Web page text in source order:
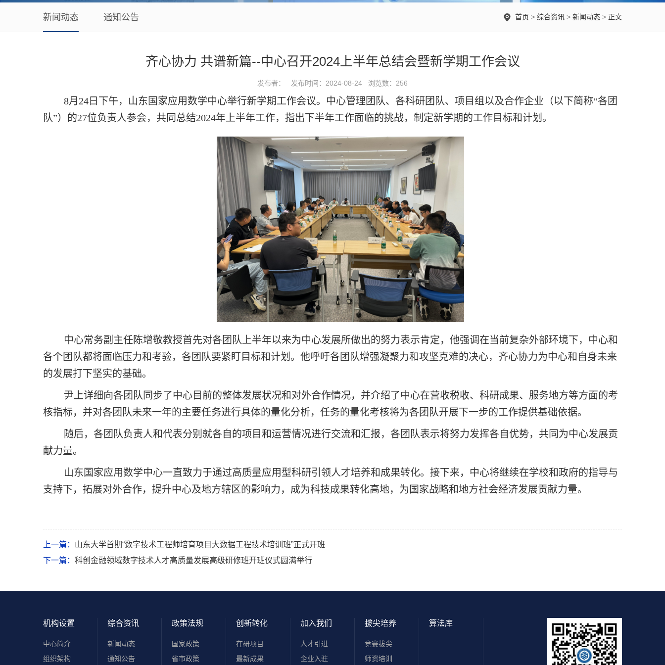
新闻动态 通知公告 首页 > 综合资讯 > 新闻动态 > 正文
齐心协力 共谱新篇--中心召开2024上半年总结会暨新学期工作会议
发布者： 发布时间：2024-08-24 浏览数： 256
8月24日下午，山东国家应用数学中心举行新学期工作会议。中心管理团队、各科研团队、项目组以及合作企业（以下简称“各团
队”）的27位负责人参会，共同总结2024年上半年工作，指出下半年工作面临的挑战，制定新学期的工作目标和计划。
中心常务副主任陈增敬教授首先对各团队上半年以来为中心发展所做出的努力表示肯定，他强调在当前复杂外部环境下，中心和
各个团队都将面临压力和考验，各团队要紧盯目标和计划。他呼吁各团队增强凝聚力和攻坚克难的决心，齐心协力为中心和自身未来
的发展打下坚实的基础。
尹上详细向各团队同步了中心目前的整体发展状况和对外合作情况，并介绍了中心在营收税收、科研成果、服务地方等方面的考
核指标，并对各团队未来一年的主要任务进行具体的量化分析，任务的量化考核将为各团队开展下一步的工作提供基础依据。
随后，各团队负责人和代表分别就各自的项目和运营情况进行交流和汇报，各团队表示将努力发挥各自优势，共同为中心发展贡
献力量。
山东国家应用数学中心一直致力于通过高质量应用型科研引领人才培养和成果转化。接下来，中心将继续在学校和政府的指导与
支持下，拓展对外合作，提升中心及地方辖区的影响力，成为科技成果转化高地，为国家战略和地方社会经济发展贡献力量。
上一篇： 山东大学首期“数字技术工程师培育项目大数据工程技术培训班”正式开班
下一篇： 科创金融领域数字技术人才高质量发展高级研修班开班仪式圆满举行
机构设置
中心简介
组织架构
综合资讯
新闻动态
通知公告
政策法规
国家政策
省市政策
创新转化
在研项目
最新成果
加入我们
人才引进
企业入驻
拔尖培养
竞赛拔尖
师资培训
算法库